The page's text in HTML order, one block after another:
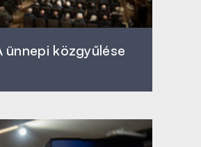
ünnepi közgyűlése